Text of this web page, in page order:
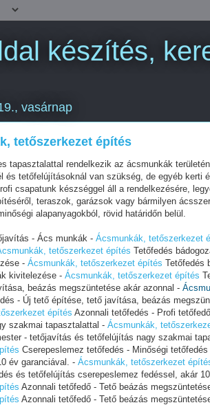
készítés,
vasárnap
tetőszerkezet építés
tapasztalattal rendelkezik az ácsmunkák
és tetőfelújításoknál van szükség, de egyéb kerti
csapatunk készséggel áll a rendelkezésére,
teraszok, garázsok vagy bármilyen
alapanyagokból, rövid határidőn belül.
- Ács munkák - Ácsmunkák, tetőszerkezet
tetőszerkezet építés Tetőfedés
- Ácsmunkák, tetőszerkezet építés Tetőfedés
kivitelezése - Ácsmunkák, tetőszerkezet építés
beázás megszüntetése akár azonnal -
- Új tető építése, tető javítása, beázás
építés Azonnali tetőfedés - Profi
szakmai tapasztalattal - Ácsmunkák,
- tetőjavítás és tetőfelújítás nagy szakmai
Cserepeslemez tetőfedés - Minőségi
év garanciával. - Ácsmunkák, tetőszerkezet
és tetőfelújítás cserepeslemez fedéssel, akár
Azonnali tetőfedő - Tető beázás
Azonnali tetőfedő - Tető beázás